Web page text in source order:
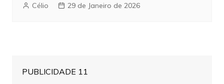
Célio 29 de Janeiro de 2026
PUBLICIDADE 11